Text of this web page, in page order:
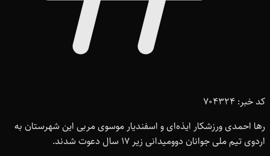
کد خبر: 704324
رها احمدی ورزشکار ایذه‌ای و اسفندیار موسوی مربی این شهرستان به
اردوی تیم ملی جوانان دوومیدانی زیر ۱۷ سال دعوت شدند.